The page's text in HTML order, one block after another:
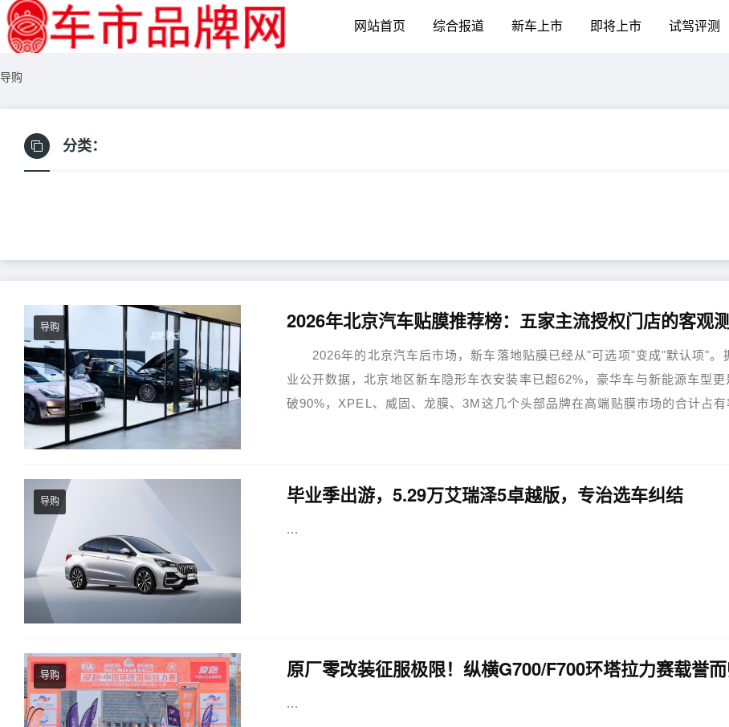
网站首页 综合报道 新车上市 即将上市 试驾评测
导购
分类：
导购
2026年的北京汽车后市场，新车落地贴膜已经从"可选项"变成"默认项"。
业公开数据，北京地区新车隐形车衣安装率已超62%，豪华车与新能源车型更
破90%，XPEL、威固、龙膜、3M这几个头部品牌在高端贴膜市场的合计占有
导购 毕业季出游，5.29万艾瑞泽5卓越版，专治选车纠结
...
导购 原厂零改装征服极限！纵横G700/F700环塔拉力赛载誉
...